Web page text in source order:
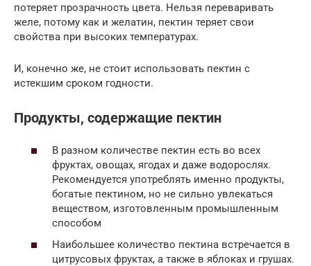
потеряет прозрачность цвета. Нельзя переваривать
желе, потому как и желатин, пектин теряет свои
свойства при высоких температурах.
И, конечно же, не стоит использовать пектин с
истекшим сроком годности.
Продукты, содержащие пектин
В разном количестве пектин есть во всех
фруктах, овощах, ягодах и даже водорослях.
Рекомендуется употреблять именно продукты,
богатые пектином, но не сильно увлекаться
веществом, изготовленным промышленным
способом
Наибольшее количество пектина встречается в
цитрусовых фруктах, а также в яблоках и грушах.